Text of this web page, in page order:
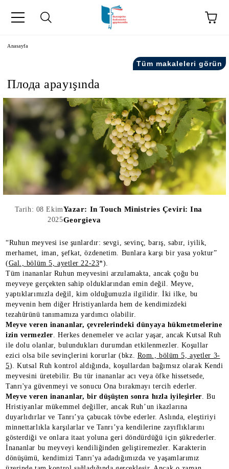
на турски.
in Turkish.
Anasayfa
Tüm makaleleri görün
Плода арayışında
Tarih: 08 Ekim
2025
Yazar: In Touch Ministries Çeviri: Ina
Georgieva
“Ruhun meyvesi ise şunlardır: sevgi, sevinç, barış, sabır, iyilik,
merhamet, iman, şefkat, özdenetim. Bunlara karşı bir yasa yoktur”
(Gal., bölüm 5, ayetler 22-23*).
Tüm inananlar Ruhun meyvesini arzulamakta, ancak çoğu bu
meyveye gerçekten sahip olduklarından emin değil. Meyve,
yaptıklarımızla değil, kim olduğumuzla ilgilidir. İki ilke, bu
meyvenin hem diğer Hristiyanlarda hem de kendimizdeki
tezahürünü tanımamıza yardımcı olabilir.
Meyve veren inananlar, çevrelerindeki dünyaya hükmetmelerine
izin vermezler . Herkes denemeler ve acılar yaşar, ancak Kutsal Ruh
ile dolu olanlar, bulundukları durumdan etkilenmezler. Koşullar
ezici olsa bile sevinçlerini korurlar (bkz. Rom., bölüm 5, ayetler 3-
5). Kutsal Ruh kontrol aldığında, koşullardan bağımsız olarak Kendi
meyvesini üretebilir. Bu tür inananlar acı veya öfke hissetsede,
Tanrı'ya güvenmeyi ve sonucu Ona bırakmayı tercih ederler.
Meyve veren inananlar, bir düşüşten sonra hızla iyileşirler . Bu
Hristiyanlar mükemmel değiller, ancak Ruh’un ikazlarına
duyarlıdırlar ve Tanrı’ya çabucak tövbe ederler. Aslında, eleştiriyi
minnettarlıkla karşılarlar ve Tanrı’ya kendilerine zayıflıklarını
gösterdiği ve onlara itaat yoluna geri döndürdüğü için şükrederler.
İnananlar bu meyveyi kendiliğinden geliştiremezler. Karakterin
dönüşümü, kendimizi Tanrı'ya adadığımızda ve yaşamlarımız